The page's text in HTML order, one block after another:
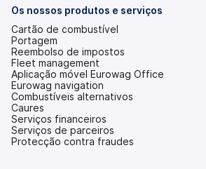
Os nossos produtos e serviços
Cartão de combustível
Portagem
Reembolso de impostos
Fleet management
Aplicação móvel Eurowag Office
Eurowag navigation
Combustíveis alternativos
Caures
Serviços financeiros
Serviços de parceiros
Protecção contra fraudes